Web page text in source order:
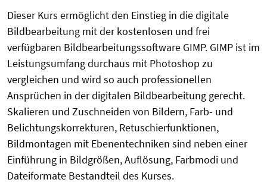
Dieser Kurs ermöglicht den Einstieg in die digitale
Bildbearbeitung mit der kostenlosen und frei
verfügbaren Bildbearbeitungssoftware GIMP. GIMP ist im
Leistungsumfang durchaus mit Photoshop zu
vergleichen und wird so auch professionellen
Ansprüchen in der digitalen Bildbearbeitung gerecht.
Skalieren und Zuschneiden von Bildern, Farb- und
Belichtungskorrekturen, Retuschierfunktionen,
Bildmontagen mit Ebenentechniken sind neben einer
Einführung in Bildgrößen, Auflösung, Farbmodi und
Dateiformate Bestandteil des Kurses.